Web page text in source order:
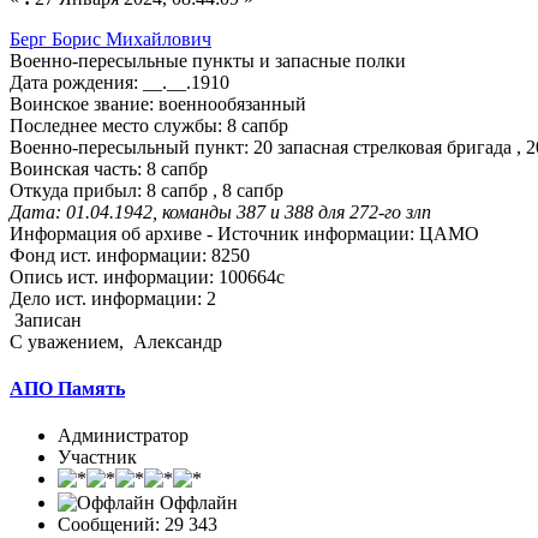
Берг Борис Михайлович
Военно-пересыльные пункты и запасные полки
Дата рождения: __.__.1910
Воинское звание: военнообязанный
Последнее место службы: 8 сапбр
Военно-пересыльный пункт: 20 запасная стрелковая бригада ,
Воинская часть: 8 сапбр
Откуда прибыл: 8 сапбр , 8 сапбр
Дата: 01.04.1942, команды 387 и 388 для 272-го злп
Информация об архиве - Источник информации: ЦАМО
Фонд ист. информации: 8250
Опись ист. информации: 100664с
Дело ист. информации: 2
Записан
С уважением, Александр
АПО Память
Администратор
Участник
Оффлайн
Сообщений: 29 343